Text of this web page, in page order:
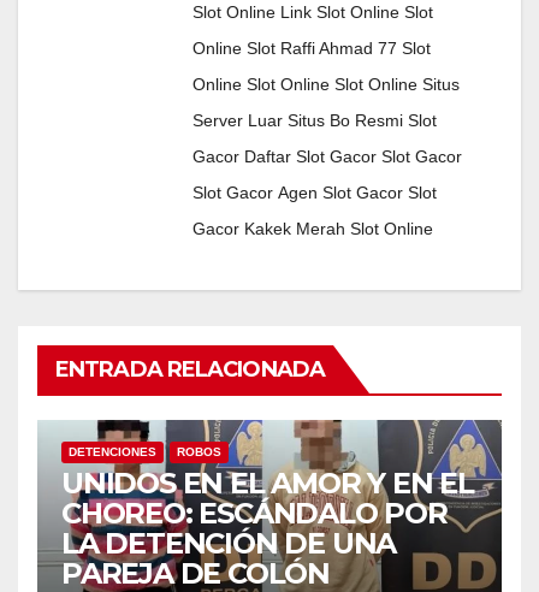
Slot Online Link Slot Online Slot
Online Slot Raffi Ahmad 77 Slot
Online Slot Online Slot Online Situs
Server Luar Situs Bo Resmi Slot
Gacor Daftar Slot Gacor Slot Gacor
Slot Gacor Agen Slot Gacor Slot
Gacor Kakek Merah Slot Online
ENTRADA RELACIONADA
DETENCIONES ROBOS
UNIDOS EN EL AMOR Y EN EL
CHOREO: ESCÁNDALO POR
LA DETENCIÓN DE UNA
PAREJA DE COLÓN